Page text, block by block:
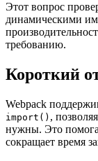
Этот вопрос
динамическими
требованию.
Короткий
Webpack
import() ,
нужны. Это
сокращает время